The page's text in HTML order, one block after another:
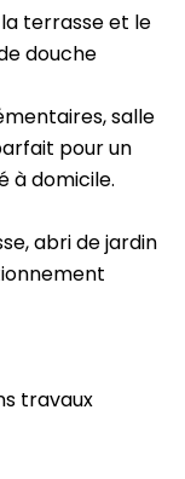
terrasse et le
douche
salle
pour un
à domicile.
abri de jardin
travaux